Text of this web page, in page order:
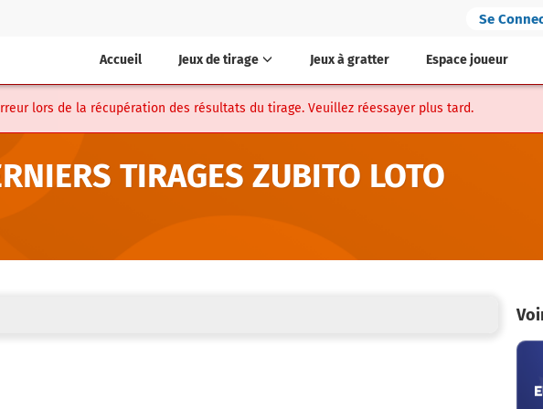
Se
Accueil Jeux de tirage Jeux à gratter Espace joueur
lors de la récupération des résultats du tirage. Veuillez réessayer plus tard.
TIRAGES ZUBITO LOTO